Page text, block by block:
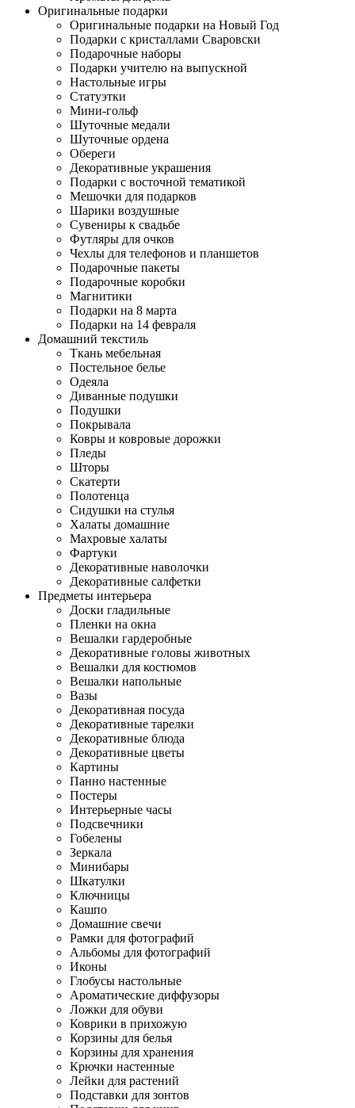
Оригинальные подарки
Оригинальные подарки на Новый Год
Подарки с кристаллами Сваровски
Подарочные наборы
Подарки учителю на выпускной
Настольные игры
Статуэтки
Мини-гольф
Шуточные медали
Шуточные ордена
Обереги
Декоративные украшения
Подарки с восточной тематикой
Мешочки для подарков
Шарики воздушные
Сувениры к свадьбе
Футляры для очков
Чехлы для телефонов и планшетов
Подарочные пакеты
Подарочные коробки
Магнитики
Подарки на 8 марта
Подарки на 14 февраля
Домашний текстиль
Ткань мебельная
Постельное белье
Одеяла
Диванные подушки
Подушки
Покрывала
Ковры и ковровые дорожки
Пледы
Шторы
Скатерти
Полотенца
Сидушки на стулья
Халаты домашние
Махровые халаты
Фартуки
Декоративные наволочки
Декоративные салфетки
Предметы интерьера
Доски гладильные
Пленки на окна
Вешалки гардеробные
Декоративные головы животных
Вешалки для костюмов
Вешалки напольные
Вазы
Декоративная посуда
Декоративные тарелки
Декоративные блюда
Декоративные цветы
Картины
Панно настенные
Постеры
Интерьерные часы
Подсвечники
Гобелены
Зеркала
Минибары
Шкатулки
Ключницы
Кашпо
Домашние свечи
Рамки для фотографий
Альбомы для фотографий
Иконы
Глобусы настольные
Ароматические диффузоры
Ложки для обуви
Коврики в прихожую
Корзины для белья
Корзины для хранения
Крючки настенные
Лейки для растений
Подставки для зонтов